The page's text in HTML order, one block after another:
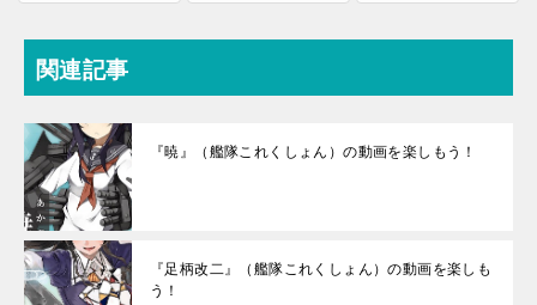
関連記事
『暁』（艦隊これくしょん）の動画を楽しもう！
『足柄改二』（艦隊これくしょん）の動画を楽しも
う！